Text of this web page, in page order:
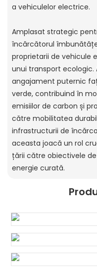
a vehiculelor electrice.
Amplasat strategic
încărcătorul
proprietarii de vehicule
unui transport ecologic.
angajament puternic
verde, contribuind în
emisiilor de carbon și
către mobilitatea
infrastructurii de
aceasta joacă un rol
țării către obiectivele
energie curată.